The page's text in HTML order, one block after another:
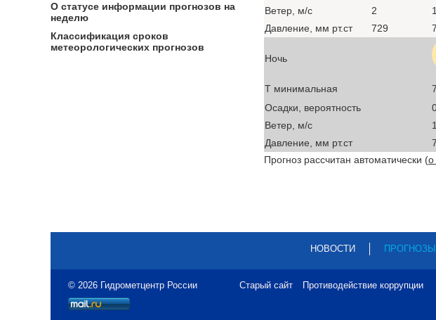
Ветер, м/с
2 1
Давление, мм рт.ст
729
Ночь
T минимальная
Осадки, вероятность
Ветер, м/с
1
Давление, мм рт.ст
Прогноз рассчитан автоматически (о
О статусе информации прогнозов на
неделю
Классификация сроков
метеорологических прогнозов
НОВОСТИ ПРОГНОЗЫ
© 2026 Гидрометцентр России Старый сайт Противодействие коррупции